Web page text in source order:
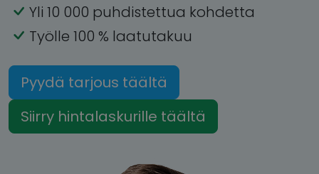
Yli 10 000 puhdistettua kohdetta
Työlle 100 % laatutakuu
Pyydä tarjous täältä
Siirry hintalaskurille täältä